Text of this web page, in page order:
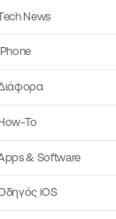
News
To
& Software
iOS